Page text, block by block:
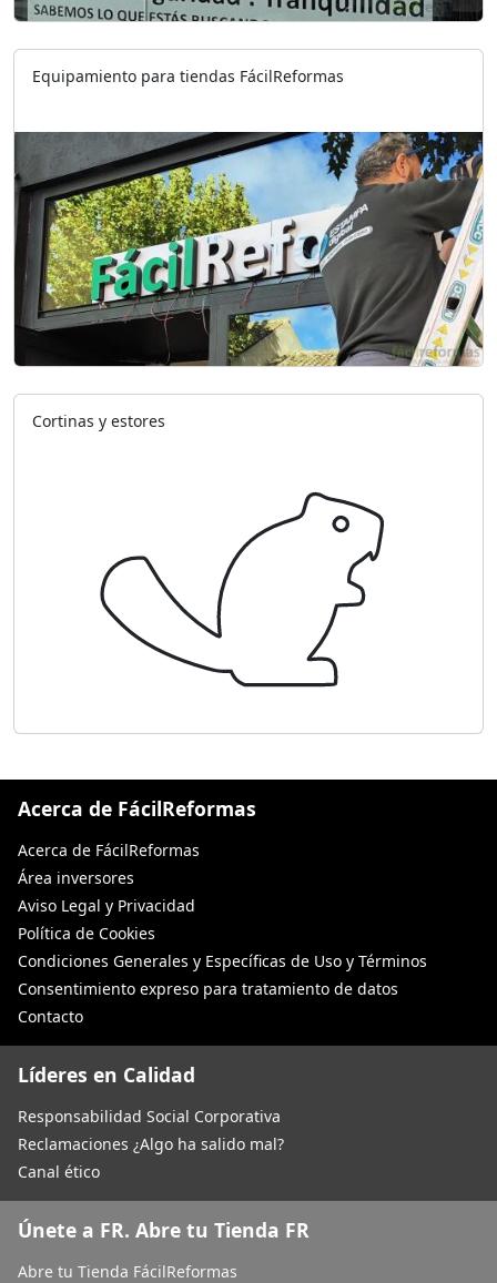
Equipamiento para tiendas FácilReformas
Cortinas y estores
Acerca de FácilReformas
Acerca de FácilReformas
Área inversores
Aviso Legal y Privacidad
Política de Cookies
Condiciones Generales y Específicas de Uso y Términos
Consentimiento expreso para tratamiento de datos
Contacto
Líderes en Calidad
Responsabilidad Social Corporativa
Reclamaciones ¿Algo ha salido mal?
Canal ético
Únete a FR. Abre tu Tienda FR
Abre tu Tienda FácilReformas